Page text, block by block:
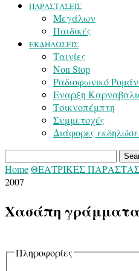
ΠΑΡΑΣΤΑΣΕΙΣ
Μεγάλων
Παιδικές
ΕΚΔΗΛΩΣΕΙΣ
Ταινίες
Non Stop
Ραδιοφωνικό
Εναρξη
Τσικνοπέμπτη
Συμμετοχές
Διάφορες
HomeΘΕΑΤΡΙΚΕΣ
2007
Χασάπη γράμματα
Πληροφορίες